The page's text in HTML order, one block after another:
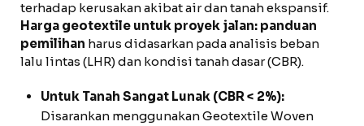
terhadap kerusakan akibat air dan tanah ekspansif.
Harga geotextile untuk proyek jalan: panduan
pemilihan harus didasarkan pada analisis beban
lalu lintas (LHR) dan kondisi tanah dasar (CBR).
Untuk Tanah Sangat Lunak (CBR < 2%):
Disarankan menggunakan Geotextile Woven